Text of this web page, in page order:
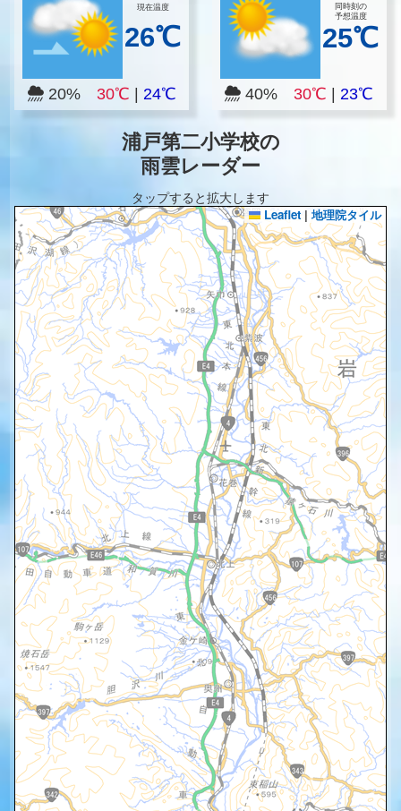
現在温度
26℃
20% 30℃ 24℃
同時刻の
予想温度
25℃
40%30℃ |23℃
浦戸第二小学校の
雨雲レーダー
タップすると拡大します
Leaflet | 地理院タイル